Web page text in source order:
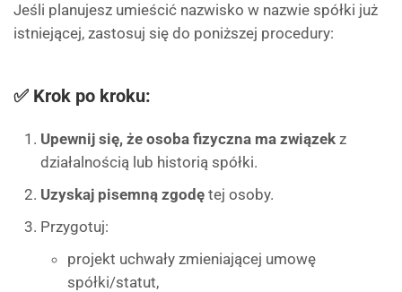
Jeśli planujesz umieścić nazwisko w nazwie spółki już
istniejącej, zastosuj się do poniższej procedury:
✅ Krok po kroku:
Upewnij się, że osoba fizyczna ma związek z
działalnością lub historią spółki.
Uzyskaj pisemną zgodę tej osoby.
Przygotuj:
projekt uchwały zmieniającej umowę
spółki/statut,